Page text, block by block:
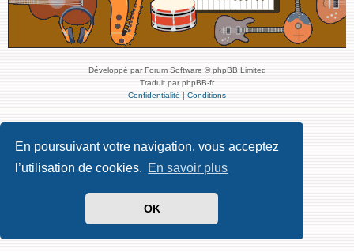
En poursuivant votre navigation, vous acceptez
l’utilisation de cookies. En savoir plus
OK
Développé par Forum Software © phpBB Limited
Traduit par phpBB-fr
Confidentialité | Conditions